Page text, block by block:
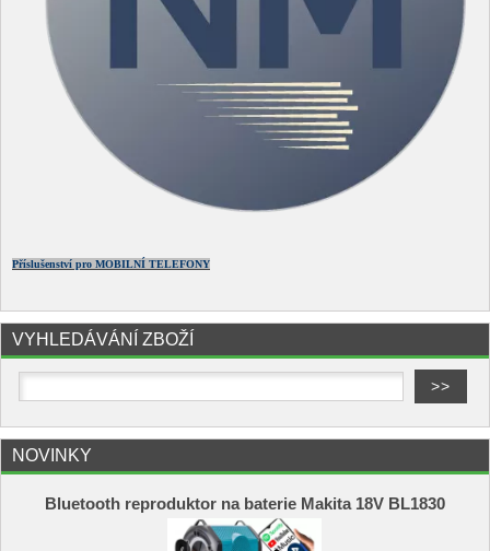
Příslušenství pro MOBILNÍ TELEFONY
VYHLEDÁVÁNÍ ZBOŽÍ
NOVINKY
Bluetooth reproduktor na baterie Makita 18V BL1830